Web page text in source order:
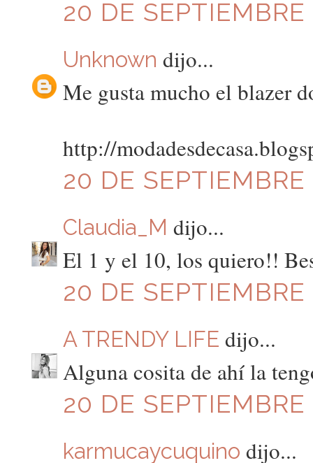
20 DE
Unknown dijo...
Me gusta mucho el blazer
http://
20 DE
Claudia_M dijo...
El 1 y el 10, los quiero!!
20 DE
A TRENDY LIFE dijo...
Alguna cosita de ahí la
20 DE SEPTIEMBRE
karmucaycuquino dijo...